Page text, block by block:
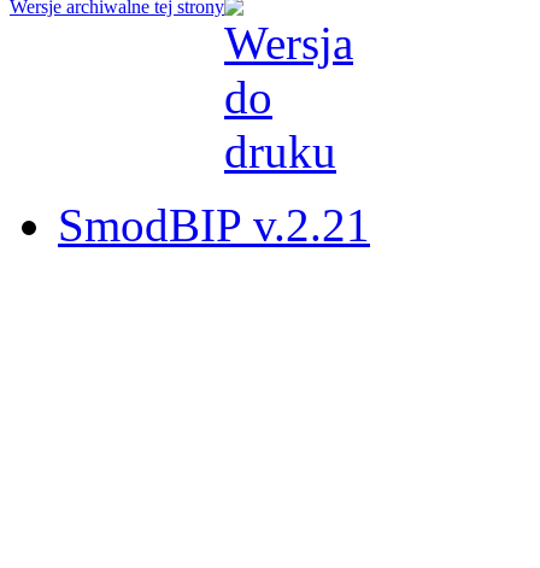
Wersje archiwalne tej strony
SmodBIP v.2.21